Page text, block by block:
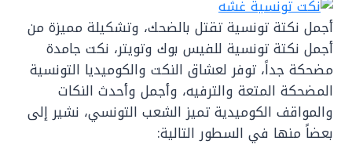
أجمل نكتة تونسية تقتل بالضحك، وتشكيلة مميزة من
أجمل نكتة تونسية للفيس بوك وتويتر، نكت جامدة
مضحكة جداً، توفر لعشاق النكت والكوميديا التونسية
المضحكة المتعة والترفيه، وأجمل وأحدث النكات
والمواقف الكوميدية تميز الشعب التونسي، نشير إلى
بعضاً منها في السطور التالية: